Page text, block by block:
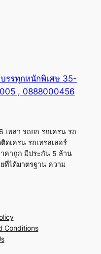
บรรทุกหนักพิเศษ 35-
, 0888000456
เพลา รถยก รถเครน รถ
ดเครน รถเทรลเลอร์
คาถูก มีประกัน 5 ล้าน
ที่ได้มาตรฐาน ความ
Conditions